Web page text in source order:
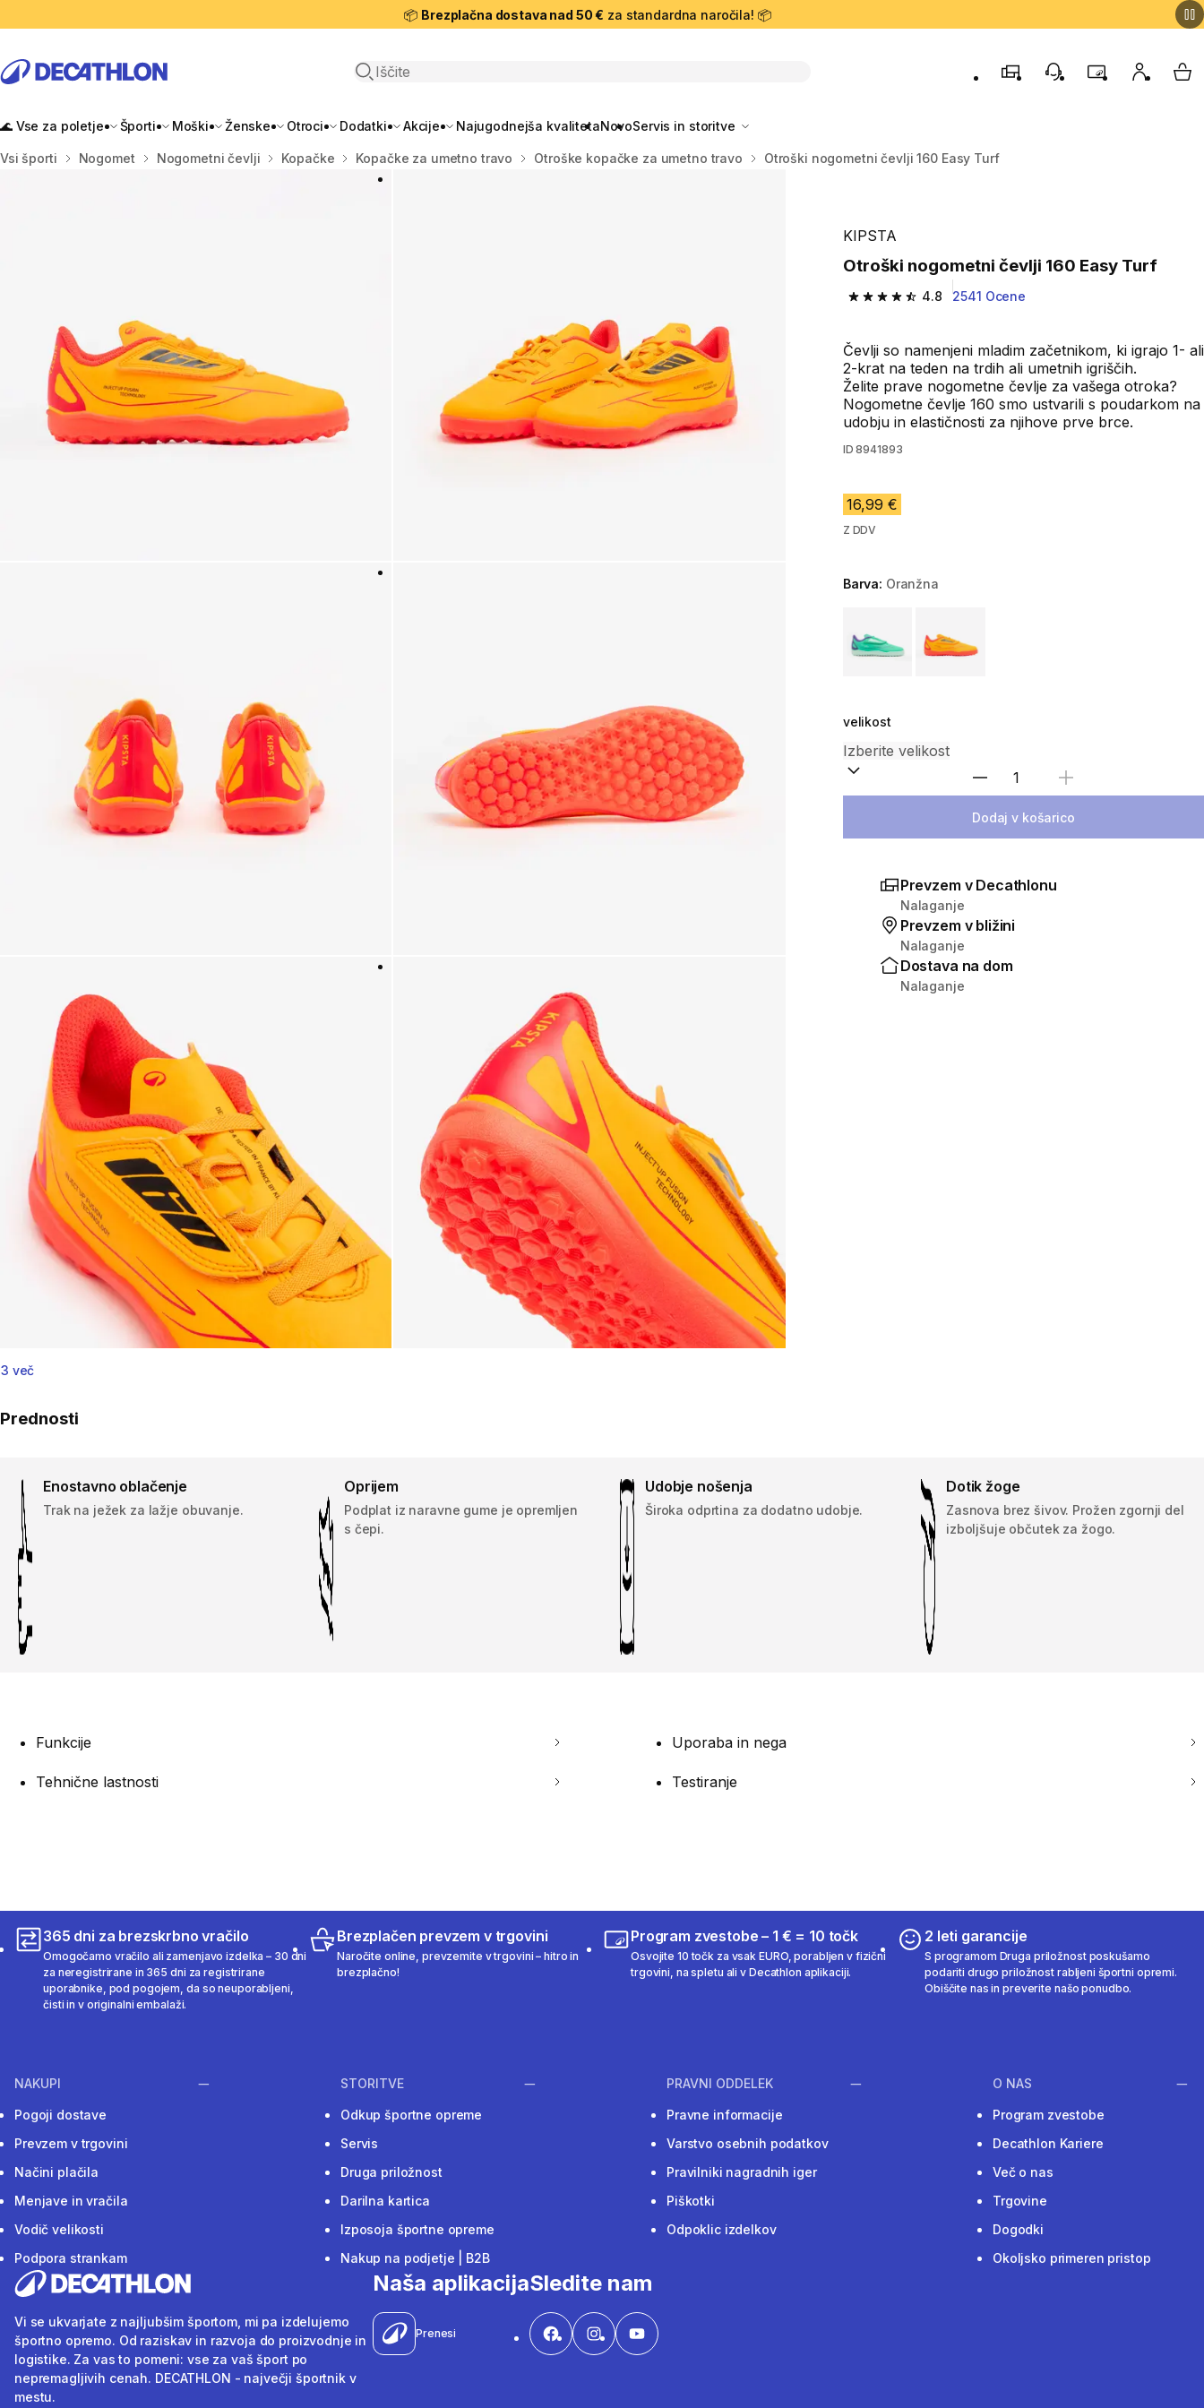
📦 Brezplačna dostava nad 50 € za standardna naročila! 📦
Odpri iskanje
TrgovinePodporo strankam
ProgramMoj račun
🌊 Vse za poletje Športi Moški Ženske Otroci Dodatki Akcije Najugodnejša kvalitetaNovoServis in storitve
Domov
Vsi športi Nogomet Nogometni čevlji Kopačke Kopačke za umetno travo Otroške kopačke za umetno travo Otroški nogometni čevlji 160 Easy Turf
3 več
KIPSTA
Otroški nogometni čevlji 160 Easy Turf
4.8
4.8 od 5 zvezdic from 2541 ocene
2541 Ocene
Čevlji so namenjeni mladim začetnikom, ki igrajo 1- ali
2-krat na teden na trdih ali umetnih igriščih.
Želite prave nogometne čevlje za vašega otroka?
Nogometne čevlje 160 smo ustvarili s poudarkom na
udobju in elastičnosti za njihove prve brce.
ID 8941893
16,99 €
Z DDV
Barva: Oranžna
velikost
Izberite količino
Dodaj v košarico
Prevzem v Decathlonu
Nalaganje
Prevzem v bližini
Nalaganje
Dostava na dom
Nalaganje
Prednosti
Enostavno oblačenje
Trak na ježek za lažje obuvanje.
Oprijem
Podplat iz naravne gume je opremljen
s čepi.
Udobje nošenja
Široka odprtina za dodatno udobje.
Dotik žoge
Zasnova brez šivov. Prožen zgornji del
izboljšuje občutek za žogo.
Funkcije Uporaba in nega
Tehnične lastnosti Testiranje
365 dni za brezskrbno vračilo
Omogočamo vračilo ali zamenjavo izdelka – 30 dni
za neregistrirane in 365 dni za registrirane
uporabnike, pod pogojem, da so neuporabljeni,
čisti in v originalni embalaži.
Brezplačen prevzem v trgovini
Naročite online, prevzemite v trgovini – hitro in
brezplačno!
Program zvestobe – 1 € = 10 točk
Osvojite 10 točk za vsak EURO, porabljen v fizični
trgovini, na spletu ali v Decathlon aplikaciji.
2 leti garancije
S programom Druga priložnost poskušamo
podariti drugo priložnost rabljeni športni opremi.
Obiščite nas in preverite našo ponudbo.
NAKUPI
Pogoji dostave
Prevzem v trgovini
Načini plačila
Menjave in vračila
Vodič velikosti
Podpora strankam
STORITVE
Odkup športne opreme
Servis
Druga priložnost
Darilna kartica
Izposoja športne opreme
Nakup na podjetje | B2B
PRAVNI ODDELEK
Pravne informacije
Varstvo osebnih podatkov
Pravilniki nagradnih iger
Piškotki
Odpoklic izdelkov
O NAS
Program zvestobe
Decathlon Kariere
Več o nas
Trgovine
Dogodki
Okoljsko primeren pristop
Vi se ukvarjate z najljubšim športom, mi pa izdelujemo
športno opremo. Od raziskav in razvoja do proizvodnje in
logistike. Za vas to pomeni: vse za vaš šport po
nepremagljivih cenah. DECATHLON - največji športnik v
mestu.
Naša aplikacija
Prenesi
Sledite nam